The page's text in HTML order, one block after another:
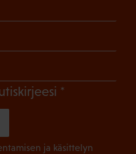
(Pakollinen)
ja käsittelyn